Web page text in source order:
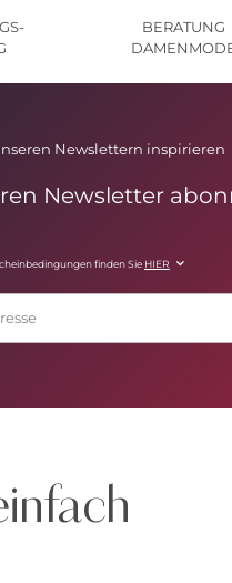
BERATUNG
Newslettern inspirieren
Newsletter
finden Sie HIER